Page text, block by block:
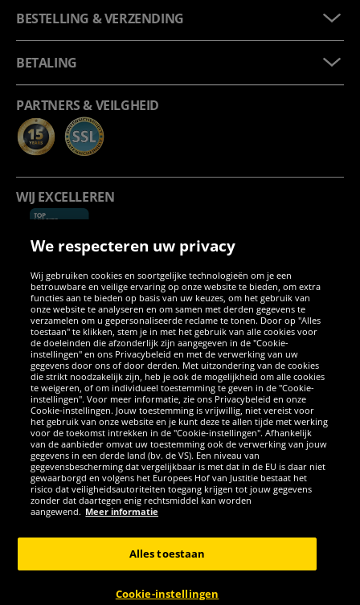
BESTELLING & VERZENDING
BETALING
PARTNERS & VEILGHEID
WIJ EXCELLEREN
SOCIALE MEDIA
FacebookInstagram
WhatsApp
TikTokTwitterYouTube
APPS
GER - Alle rechten voorbehouden
*Alle prijzen incl. wettelijke btw excl. verzendingskosten en eventueel
kosten voor levering ter plaatse, tenzij anderszins beschreven. 1Huidige
of eerdere aanbevolen verkoopprijs van de fabrikant inclusief btw
We respecteren uw privacy
Wij gebruiken cookies en soortgelijke technologieën om je een
betrouwbare en veilige ervaring op onze website te bieden, om extra
functies aan te bieden op basis van uw keuzes, om het gebruik van
onze website te analyseren en om samen met derden gegevens te
verzamelen om u gepersonaliseerde reclame te tonen. Door op "Alles
toestaan" te klikken, stem je in met het gebruik van alle cookies voor
de doeleinden die afzonderlijk zijn aangegeven in de "Cookie-
instellingen" en ons Privacybeleid en met de verwerking van uw
gegevens door ons of door derden. Met uitzondering van de cookies
die strikt noodzakelijk zijn, heb je ook de mogelijkheid om alle cookies
te weigeren, of om individueel toestemming te geven in de "Cookie-
instellingen". Voor meer informatie, zie ons Privacybeleid en onze
Cookie-instellingen. Jouw toestemming is vrijwillig, niet vereist voor
het gebruik van onze website en je kunt deze te allen tijde met werking
voor de toekomst intrekken in de "Cookie-instellingen". Afhankelijk
van de aanbieder omvat uw toestemming ook de verwerking van jouw
gegevens in een derde land (bv. de VS). Een niveau van
gegevensbescherming dat vergelijkbaar is met dat in de EU is daar niet
gewaarborgd en volgens het Europees Hof van Justitie bestaat het
risico dat veiligheidsautoriteiten toegang krijgen tot jouw gegevens
zonder dat daartegen enig rechtsmiddel kan worden
aangewend. Meer informatie
Cookie-instellingen
Alles toestaan